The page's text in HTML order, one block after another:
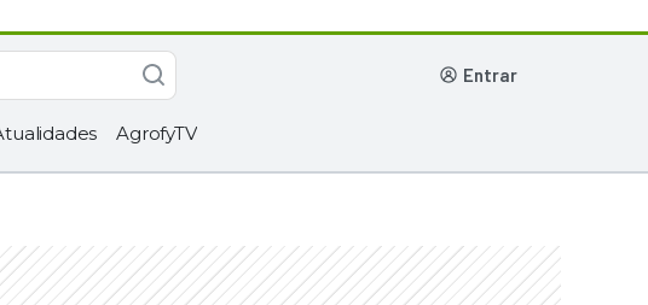
entrar
AgrofyTV